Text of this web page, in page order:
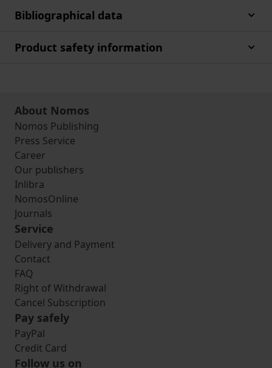
Bibliographical data
Product safety information
About Nomos
Nomos Publishing
Press Service
Career
Our publishers
Inlibra
NomosOnline
Journals
Service
Delivery and Payment
Contact
FAQ
Right of Withdrawal
Cancel Subscription
Pay safely
PayPal
Credit Card
Follow us on